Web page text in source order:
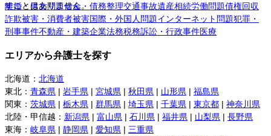
すことはありません。
離婚・男女問題借金・債務整理交通事故遺産相続労働問題債権回収
詐欺被害・消費者被害国際・外国人問題インターネット問題犯罪・
刑事事件不動産・建築企業法務税務訴訟・行政事件医療
エリアから弁護士を探す
北海道 ： 北海道
東北 ： 青森県 | 岩手県 | 宮城県 | 秋田県 | 山形県 | 福島県
関東 ： 茨城県 | 栃木県 | 群馬県 | 埼玉県 | 千葉県 | 東京都 | 神奈川県
北陸・甲信越 ： 新潟県 | 富山県 | 石川県 | 福井県 | 山梨県 | 長野県
東海 ： 岐阜県 | 静岡県 | 愛知県 | 三重県